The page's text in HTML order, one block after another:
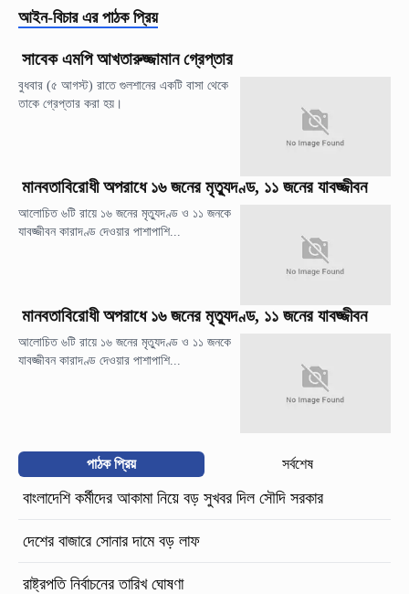
আইন-বিচার এর পাঠক প্রিয়
সাবেক এমপি আখতারুজ্জামান গ্রেপ্তার
বুধবার (৫ আগস্ট) রাতে গুলশানের একটি বাসা থেকে
তাকে গ্রেপ্তার করা হয়।
মানবতাবিরোধী অপরাধে ১৬ জনের মৃত্যুদণ্ড, ১১ জনের যাবজ্জীবন
আলোচিত ৬টি রায়ে ১৬ জনের মৃত্যুদণ্ড ও ১১ জনকে
যাবজ্জীবন কারাদণ্ড দেওয়ার পাশাপাশি...
মানবতাবিরোধী অপরাধে ১৬ জনের মৃত্যুদণ্ড, ১১ জনের যাবজ্জীবন
আলোচিত ৬টি রায়ে ১৬ জনের মৃত্যুদণ্ড ও ১১ জনকে
যাবজ্জীবন কারাদণ্ড দেওয়ার পাশাপাশি...
পাঠক প্রিয় সর্বশেষ
বাংলাদেশি কর্মীদের আকামা নিয়ে বড় সুখবর দিল সৌদি সরকার
দেশের বাজারে সোনার দামে বড় লাফ
রাষ্ট্রপতি নির্বাচনের তারিখ ঘোষণা